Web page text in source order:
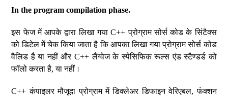
In the program compilation phase.
इस फेज में आपके द्वारा लिखा गया C++ प्रोग्राम सोर्स कोड के सिंटैक्स
को डिटेल में चेक किया जाता है कि आपका लिखा गया प्रोग्राम सोर्स कोड
वैलिड है या नहीं और C++ लैंग्वेज के स्पेसिफिक रूल्स एंड स्टैण्डर्ड को
फॉलो करता है, या नहीं।
C++ कंपाइलर मौजूदा प्रोग्राम में डिक्लेअर डिफाइन वेरिएबल, फंक्शन